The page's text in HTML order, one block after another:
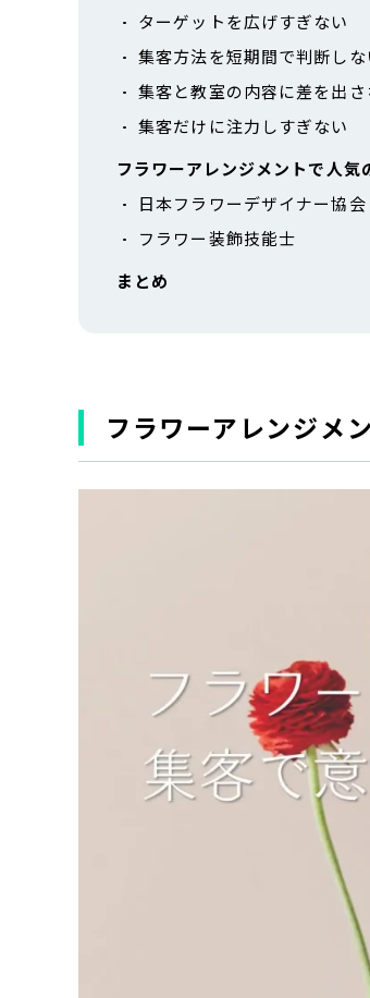
ターゲットを広げすぎない
集客方法を短期間で判断しな
集客と教室の内容に差を出さ
集客だけに注力しすぎない
フラワーアレンジメントで人気
日本フラワーデザイナー協
フラワー装飾技能士
まとめ
フラワーアレンジメ